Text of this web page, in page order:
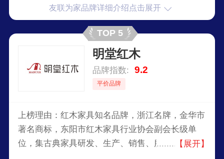
业生产企业之一。
友联为家品牌详细介绍点击展开
TOP 5
明堂红木
品牌指数: 9.2
平价品牌
上榜理由：红木家具知名品牌，浙江名牌，金华市
著名商标，东阳市红木家具行业协会副会长级单
位，集古典家具研发、生产、销售、服务为一体的
【展开】